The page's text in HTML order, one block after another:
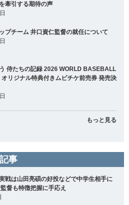
牽引する期待の声
プチーム 井口資仁監督の就任について
う 侍たちの記録 2026 WORLD BASEBALL
リジナル特典付きムビチケ前売券 発売決
もっと見る
事
戦は山田亮碩の好投などで中学生相手に
督も特徴把握に手応え